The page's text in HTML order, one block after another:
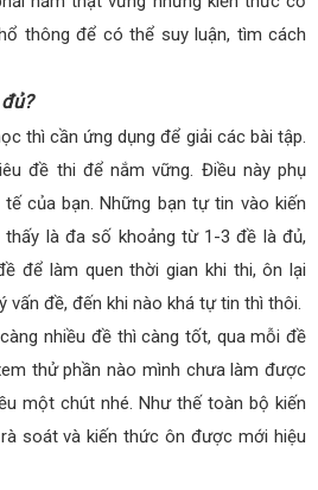
thông để có thể suy luận, tìm cách
thì cần ứng dụng để giải các bài tập.
đề thi để nắm vững. Điều này phụ
của bạn. Những bạn tự tin vào kiến
là đa số khoảng từ 1-3 đề là đủ,
để làm quen thời gian khi thi, ôn lại
vấn đề, đến khi nào khá tự tin thì thôi.
nhiều đề thì càng tốt, qua mỗi đề
thử phần nào mình chưa làm được
một chút nhé. Như thế toàn bộ kiến
soát và kiến thức ôn được mới hiệu